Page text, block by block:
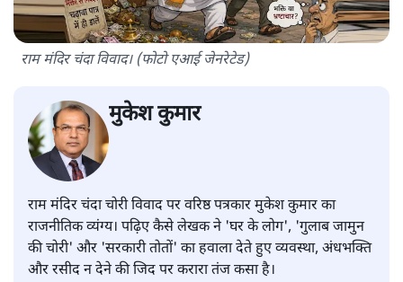
राम मंदिर चंदा विवाद। (फोटो एआई जेनरेटेड)
मुकेश कुमार
राम मंदिर चंदा चोरी विवाद पर वरिष्ठ पत्रकार मुकेश कुमार का
राजनीतिक व्यंग्य। पढ़िए कैसे लेखक ने 'घर के लोग', 'गुलाब जामुन
की चोरी' और 'सरकारी तोतों' का हवाला देते हुए व्यवस्था, अंधभक्ति
और रसीद न देने की जिद पर करारा तंज कसा है।